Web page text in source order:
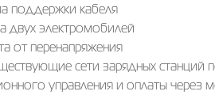
поддержки кабеля
двух электромобилей
от перенапряжения
сети зарядных станций
управления и оплаты через